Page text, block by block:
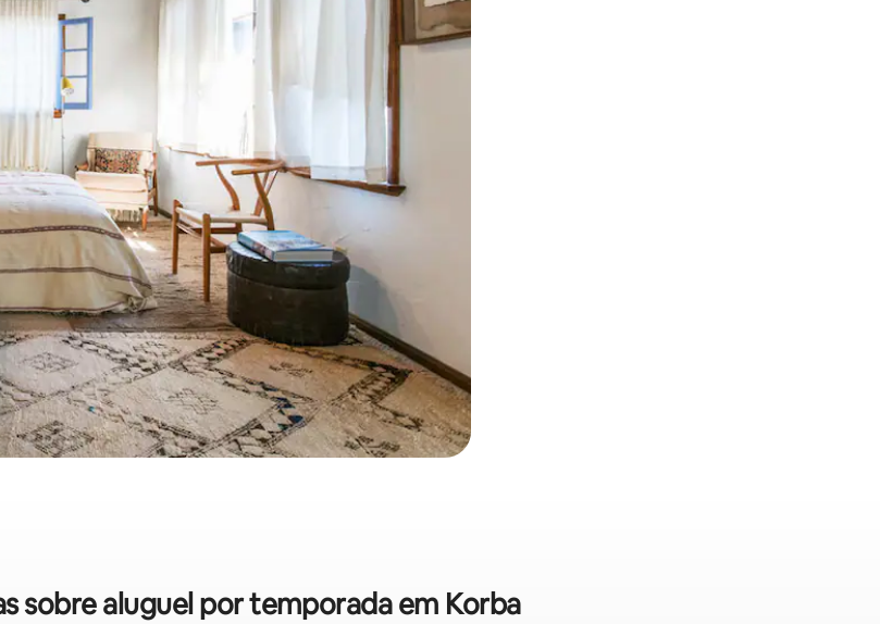
seta para cima e para baixo do teclado ou tocando e deslizando o dedo na tela.
sobre aluguel por temporada em Korba